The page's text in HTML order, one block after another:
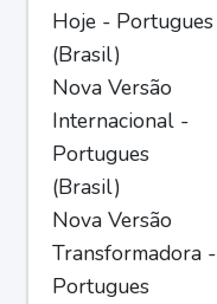
Hoje - Portugues
(Brasil)
Nova Versão
Internacional -
Portugues
(Brasil)
Nova Versão
Transformadora -
Portugues